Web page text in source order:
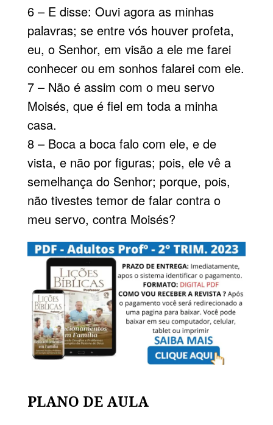
6 – E disse: Ouvi agora as minhas
palavras; se entre vós houver profeta,
eu, o Senhor, em visão a ele me farei
conhecer ou em sonhos falarei com ele.
7 – Não é assim com o meu servo
Moisés, que é fiel em toda a minha
casa.
8 – Boca a boca falo com ele, e de
vista, e não por figuras; pois, ele vê a
semelhança do Senhor; porque, pois,
não tivestes temor de falar contra o
meu servo, contra Moisés?
PLANO DE AULA